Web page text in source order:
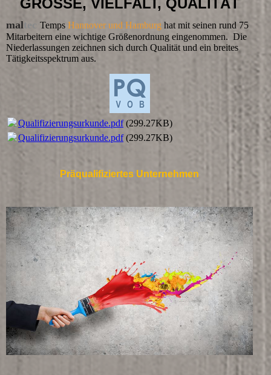
GRÖSSE, VIELFALT, QUALITÄT
mal tec Temps Hannover und Hamburg hat mit seinen rund 75
Mitarbeitern eine wichtige Größenordnung eingenommen. Die
Niederlassungen zeichnen sich durch Qualität und ein breites
Tätigkeitsspektrum aus.
Qualifizierungsurkunde.pdf(299.27KB)
Qualifizierungsurkunde.pdf(299.27KB)
Präqualifiziertes Unternehmen